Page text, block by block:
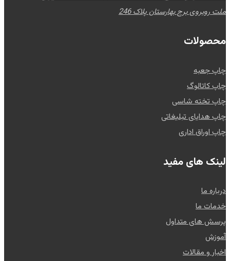
ملت روبروی برج بهارستان پلاک 246
محصولات
چاپ جعبه
چاپ کاتالوگ
چاپ تخته شاسی
چاپ هدایای تبلیغاتی
چاپ اوراق اداری
لینک های مفید
درباره ما
خدمات ما
پرسش های متداول
آموزش
اخبار و مقالات